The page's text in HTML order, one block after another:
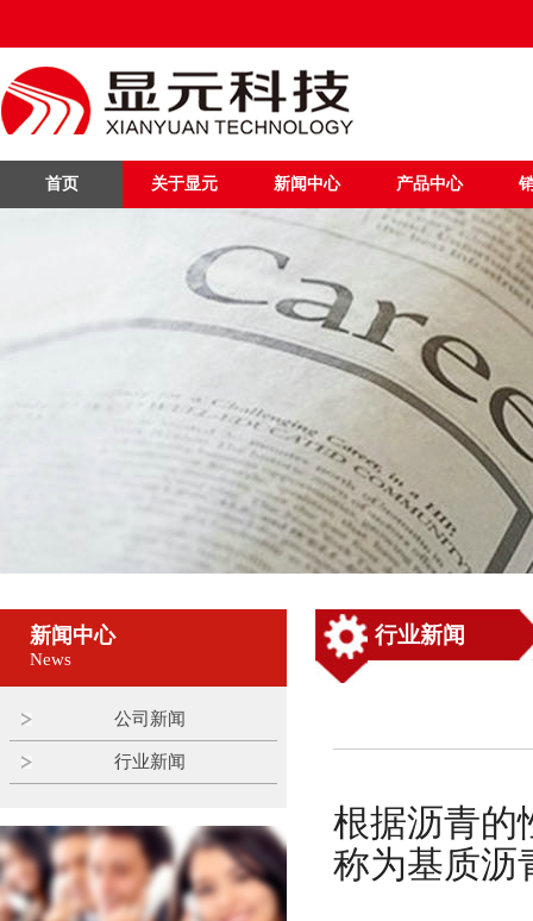
首页 关于显元 新闻中心 产品中心
新闻中心
News
公司新闻
行业新闻
行业新闻
根据沥青的
称为基质沥